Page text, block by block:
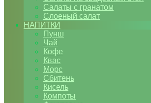
Салаты с гранатом
Слоеный салат
НАПИТКИ
Пунш
Чай
Кофе
Квас
Морс
Сбитень
Кисель
Компоты